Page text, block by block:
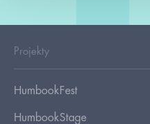
Projekty
HumbookFest
HumbookStage